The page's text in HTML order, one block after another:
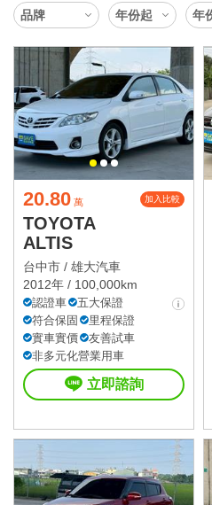
20.80 萬 加入比較
TOYOTA
ALTIS
台中市 / 雄大汽車
2012年 / 100,000km
認證車
五大保證
符合保固
里程保證
實車實價
友善試車
非多元化營業用車
立即諮詢